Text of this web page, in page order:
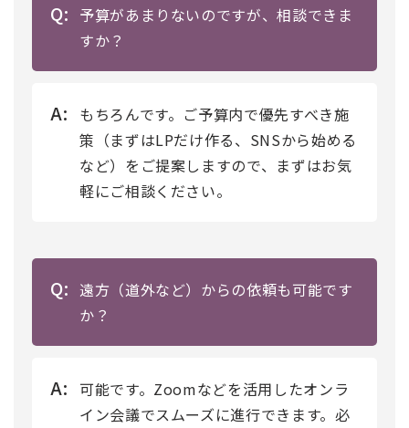
Q: 予算があまりないのですが、相談できま
すか？
A:
もちろんです。ご予算内で優先すべき施
策（まずはLPだけ作る、SNSから始める
など）をご提案しますので、まずはお気
軽にご相談ください。
Q: 遠方（道外など）からの依頼も可能です
か？
A:
可能です。Zoomなどを活用したオンラ
イン会議でスムーズに進行できます。必